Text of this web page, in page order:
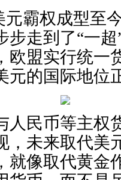
霸权成型至
步走到了“一
欧盟实行统一
元的国际地位
人民币等主权
，未来取代美
就像取代黄金